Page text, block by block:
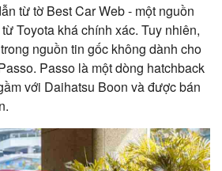
từ tờ Best Car Web - một nguồn
Toyota khá chính xác. Tuy nhiên,
nguồn tin gốc không dành cho
Passo là một dòng hatchback
với Daihatsu Boon và được bán